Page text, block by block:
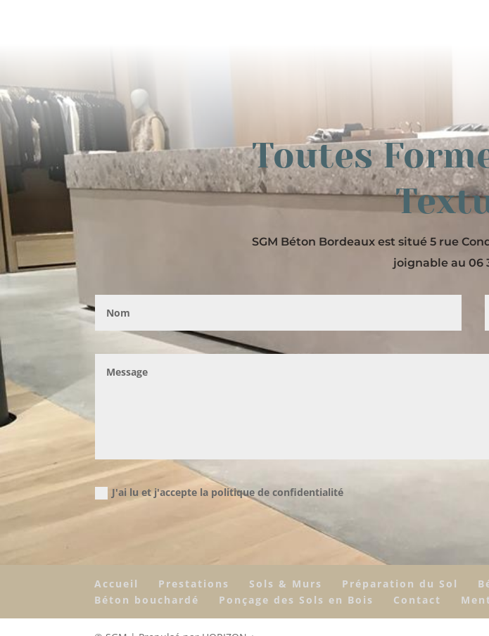
Toutes
SGM Béton Bordeaux est situé 5 rue
joignable au 06
J'ai lu et j'accepte la politique de confidentialité
Accueil Prestations Sols & Murs Préparation du Sol
Béton bouchardé
Ponçage des Sols en Bois Contact